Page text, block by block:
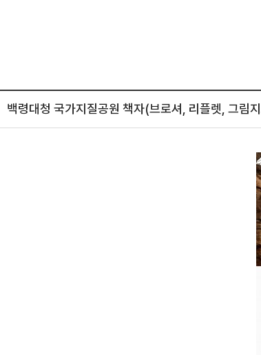
백령대청 국가지질공원 책자(브로셔, 리플렛, 그림